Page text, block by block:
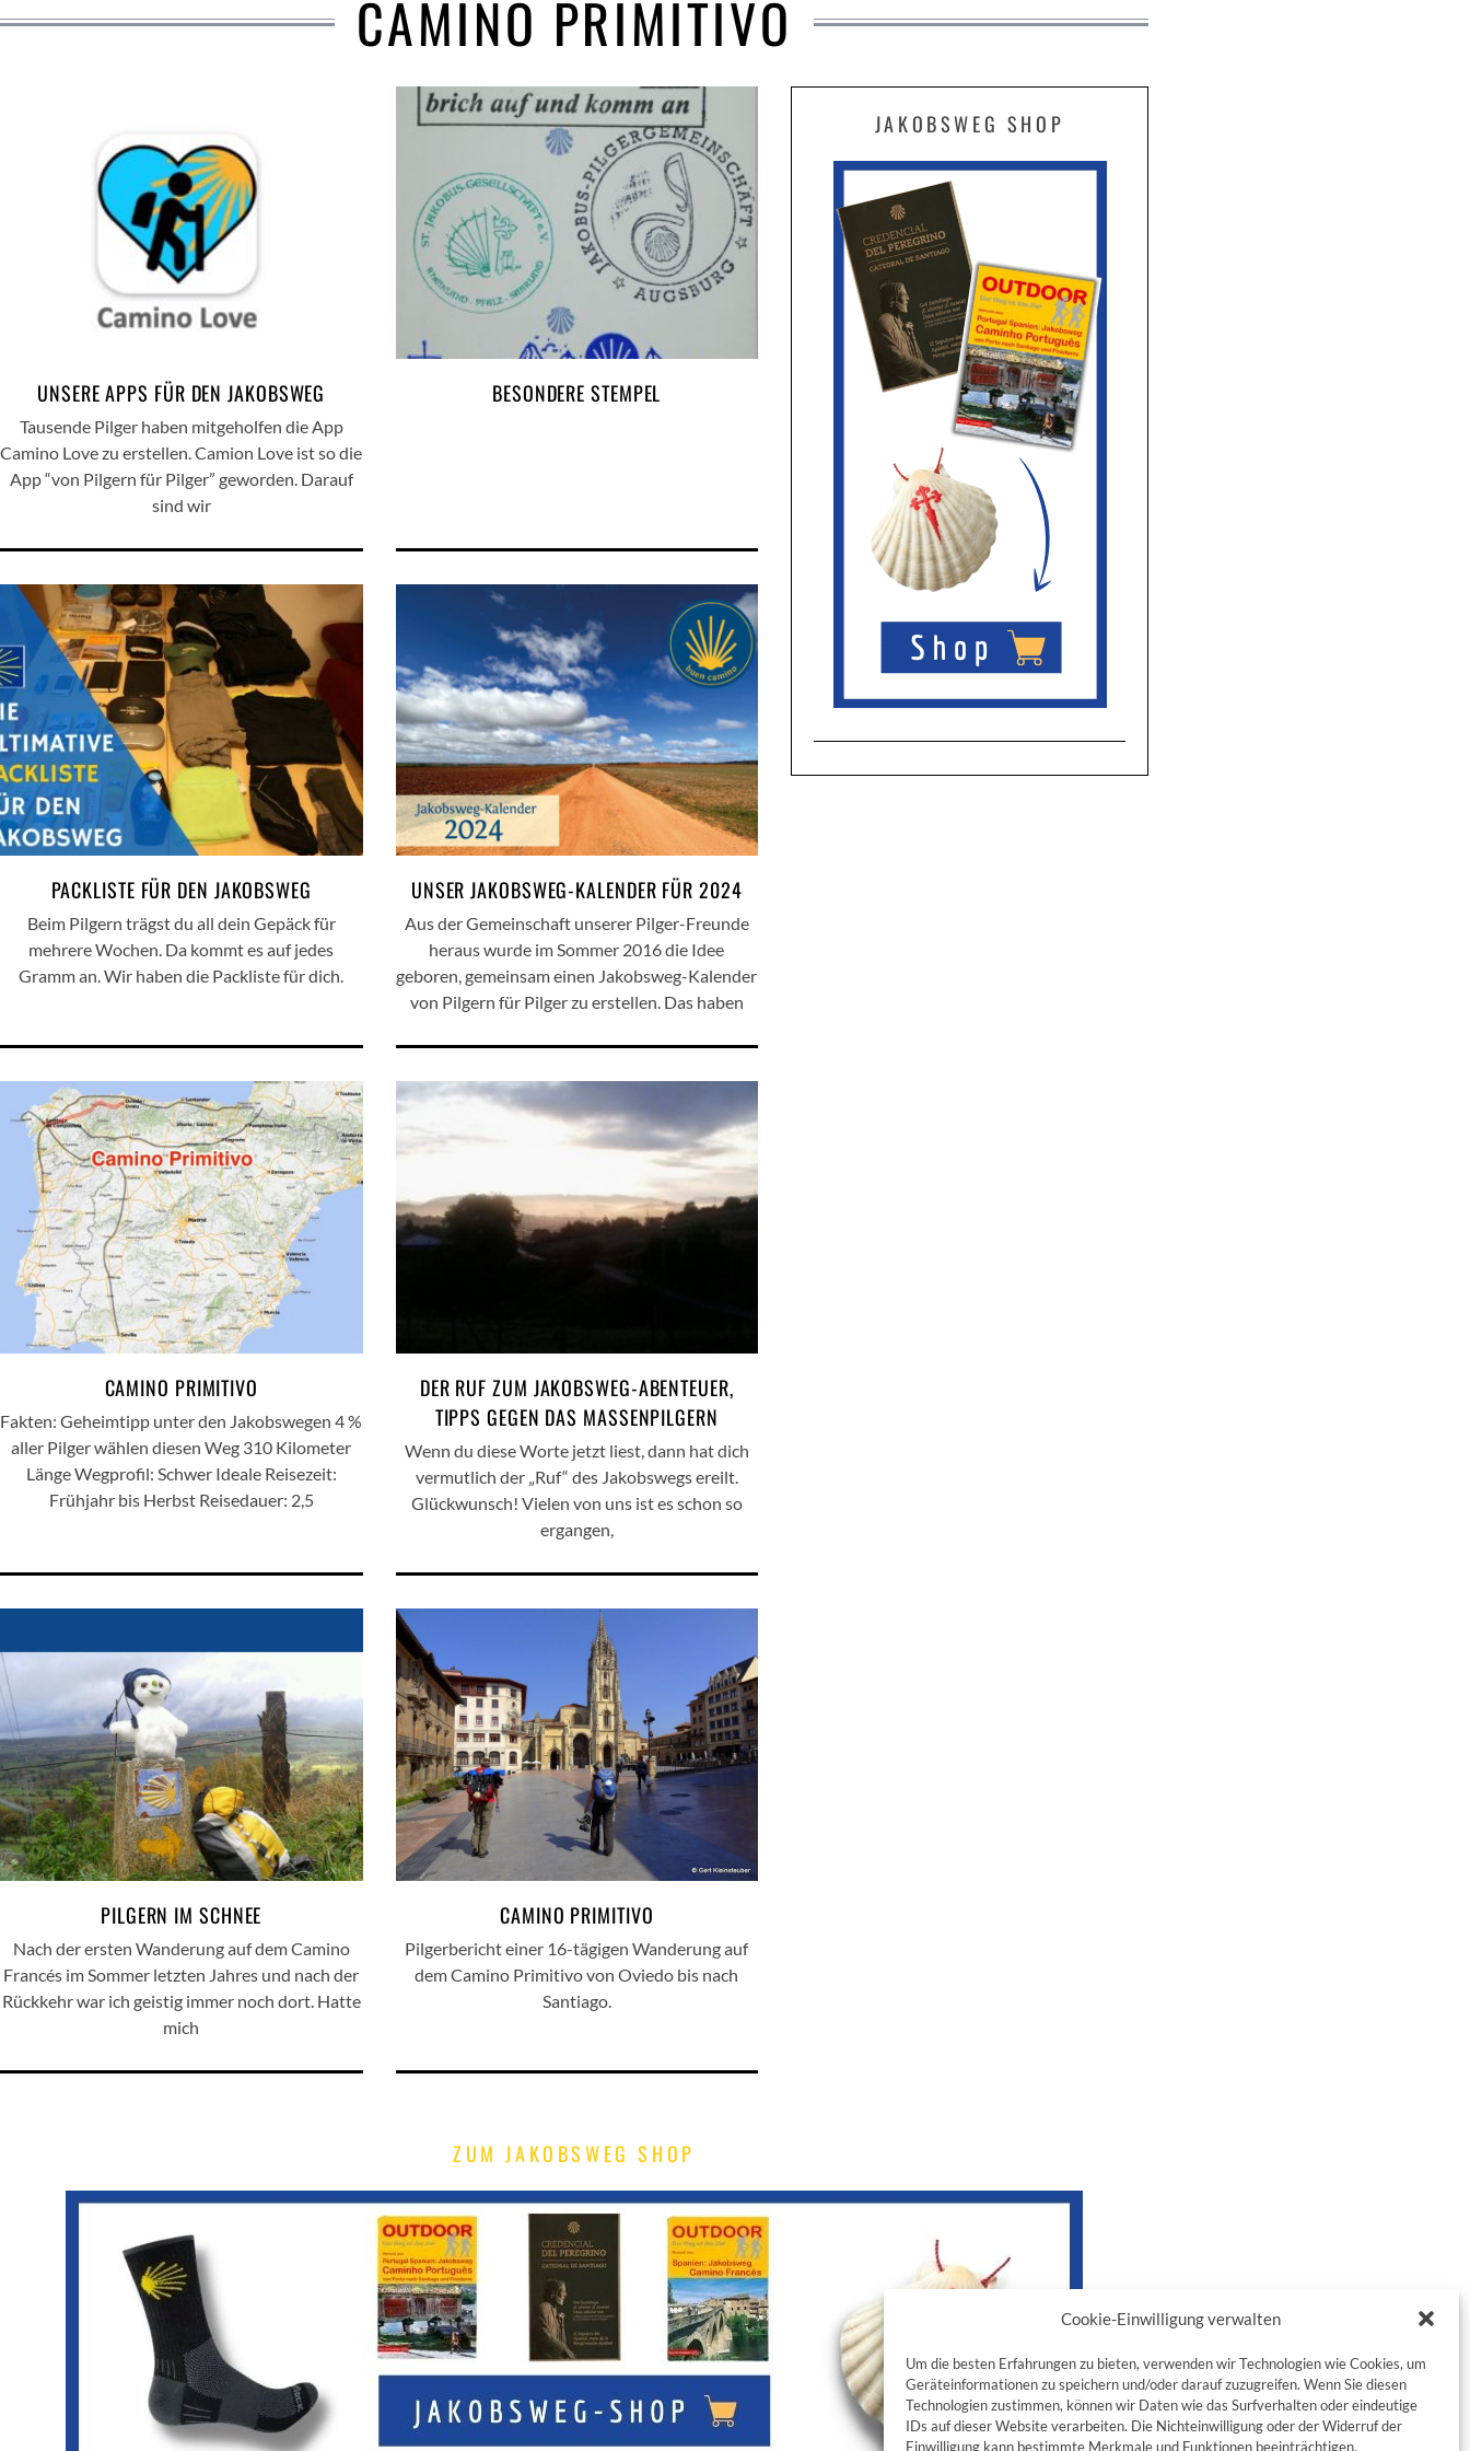
Cookie-Einwilligung verwalten
Um die besten Erfahrungen zu bieten, verwenden wir Technologien wie Cookies, um
Geräteinformationen zu speichern und/oder darauf zuzugreifen. Wenn Sie diesen
Technologien zustimmen, können wir Daten wie das Surfverhalten oder eindeutige
IDs auf dieser Website verarbeiten. Die Nichteinwilligung oder der Widerruf der
Einwilligung kann bestimmte Merkmale und Funktionen beeinträchtigen.
CAMINO PRIMITIVO
UNSERE APPS FÜR DEN JAKOBSWEG
Tausende Pilger haben mitgeholfen die App
Camino Love zu erstellen. Camion Love ist so die
App “von Pilgern für Pilger” geworden. Darauf
sind wir
BESONDERE STEMPEL
PACKLISTE FÜR DEN JAKOBSWEG
Beim Pilgern trägst du all dein Gepäck für
mehrere Wochen. Da kommt es auf jedes
Gramm an. Wir haben die Packliste für dich.
UNSER JAKOBSWEG-KALENDER FÜR 2024
Aus der Gemeinschaft unserer Pilger-Freunde
heraus wurde im Sommer 2016 die Idee
geboren, gemeinsam einen Jakobsweg-Kalender
von Pilgern für Pilger zu erstellen. Das haben
CAMINO PRIMITIVO
Fakten: Geheimtipp unter den Jakobswegen 4 %
aller Pilger wählen diesen Weg 310 Kilometer
Länge Wegprofil: Schwer Ideale Reisezeit:
Frühjahr bis Herbst Reisedauer: 2,5
DER RUF ZUM JAKOBSWEG-ABENTEUER,
TIPPS GEGEN DAS MASSENPILGERN
Wenn du diese Worte jetzt liest, dann hat dich
vermutlich der „Ruf“ des Jakobswegs ereilt.
Glückwunsch! Vielen von uns ist es schon so
ergangen,
PILGERN IM SCHNEE
Nach der ersten Wanderung auf dem Camino
Francés im Sommer letzten Jahres und nach der
Rückkehr war ich geistig immer noch dort. Hatte
mich
CAMINO PRIMITIVO
Pilgerbericht einer 16-tägigen Wanderung auf
dem Camino Primitivo von Oviedo bis nach
Santiago.
JAKOBSWEG SHOP
ZUM JAKOBSWEG SHOP